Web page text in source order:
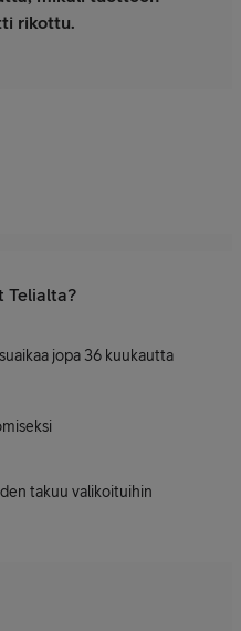
rikottu.
Telialta?
jopa 36 kuukautta
takuu valikoituihin